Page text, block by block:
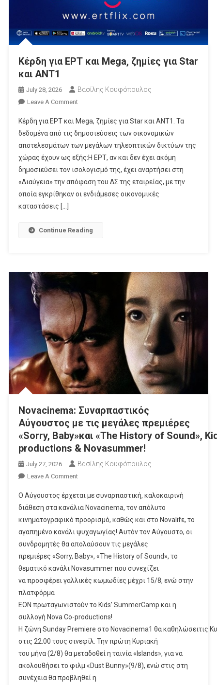
Κέρδη για ΕΡΤ και Mega, ζημίες για Star
και ΑΝΤ1
July 28, 2026 Βασίλης Κουφόπουλος
Leave A CommentOn
Για
ΕΡΤ
Και
Mega,
Ζημίες
Για
Κέρδη για ΕΡΤ και Mega, ζημίες για Star και ΑΝΤ1. Τα
δεδομένα από τις δημοσιεύσεις των οικονομικών
αποτελεσμάτων των μεγάλων τηλεοπτικών δικτύων της
χώρας έχουν ως εξής:Η ΕΡΤ, αν και δεν έχει ακόμη
δημοσιεύσει τον ισολογισμό της, έχει αναρτήσει στη
«Διαύγεια» την απόφαση του ΔΣ της εταιρείας, με την
οποία εγκρίθηκαν οι ενδιάμεσες οικονομικές
καταστάσεις […]
Continue Reading
Novacinema: Συναρπαστικός
Αύγουστος με τις μεγάλες πρεμιέρες
«Sorry, Baby»και «The History of Sound»,
productions & Novasummer!
July 27, 2026 Βασίλης Κουφόπουλος
Leave A CommentOn
Συναρπαστικός
Αύγουστος
Με
Τις
Μεγάλες
Πρεμιέρες
«Sorry, Baby»και «The History Of Sound»,
Productions & Novasummer!
Ο Αύγουστος έρχεται με συναρπαστική, καλοκαιρινή
διάθεση στα κανάλια Novacinema, τον απόλυτο
κινηματογραφικό προορισμό, καθώς και στο Novalifε, το
αγαπημένο κανάλι ψυχαγωγίας! Αυτόν τον Αύγουστο, οι
συνδρομητές θα απολαύσουν τις μεγάλες
πρεμιέρες «Sorry, Baby», «The History of Sound», το
θεματικό κανάλι Novasummer που συνεχίζει
να προσφέρει γαλλικές κωμωδίες μέχρι 15/8, ενώ στην
πλατφόρμα
ΕΟΝ πρωταγωνιστούν το Kids’ SummerCamp και η
συλλογή Nova Co-productions!
Η ζώνη Sunday Premiere στο Novacinema1 θα καθηλώσειτις
στις 22:00 τους σινεφίλ. Την πρώτη Κυριακή
του μήνα (2/8) θα μεταδοθεί η ταινία «Islands», για να
ακολουθήσει το φιλμ «Dust Bunny»(9/8), ενώ στις στη
συνέχεια θα προβληθεί η